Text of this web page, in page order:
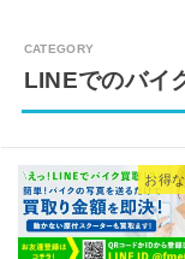
LINEでのバイ
お得